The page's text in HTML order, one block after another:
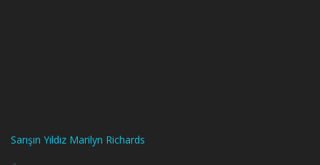
Sarışın Yıldız Marilyn Richards